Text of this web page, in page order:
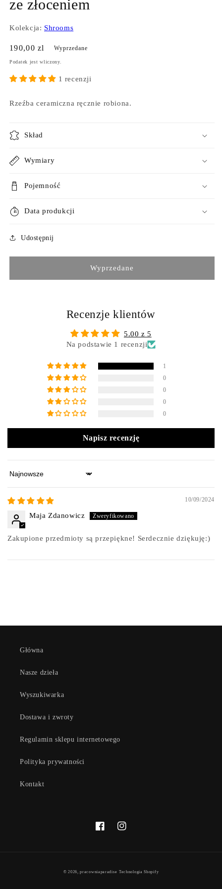
ze złoceniem
Kolekcja: Shrooms
Cena
regularna
190,00 zl Wyprzedane
Podatek jest wliczony.
1 recenzji
Rzeźba ceramiczna ręcznie robiona.
Skład
Wymiary
Pojemność
Data produkcji
Udostępnij
Wyprzedane
Recenzje klientów
5.00 z 5
Na podstawie 1 recenzji
1
0
0
0
0
Napisz recenzję
Sort by
10/09/2024
Maja Zdanowicz
Zakupione przedmioty są przepiękne! Serdecznie dziękuję:)
Główna
Nasze dzieła
Wyszukiwarka
Dostawa i zwroty
Regulamin sklepu internetowego
Polityka prywatności
Kontakt
FacebookInstagram
© 2026,pracowniaparadise Technologia Shopify